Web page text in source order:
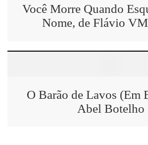
Você Morre Quando
Nome, de Flávio
O Barão de Lavos (Em
Abel Botelho